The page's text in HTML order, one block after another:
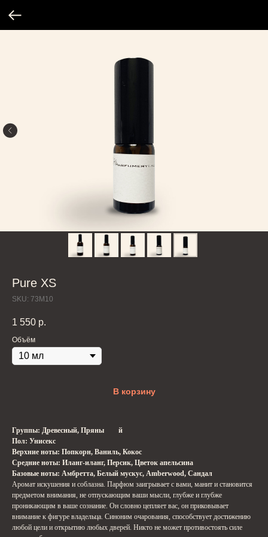
Pure XS
SKU: 73M10
1 550 р.
Объём
В корзину
Группы: Древесный, Пряны й
Пол: Унисекс
Верхние ноты: Попкорн, Ваниль, Кокос
Средние ноты: Иланг-иланг, Персик, Цветок апельсина
Базовые ноты: Амбретта, Белый мускус, Amberwood, Сандал
Аромат искушения и соблазна. Парфюм заигрывает с вами, манит и становится
предметом внимания, не отпускающим ваши мысли, глубже и глубже
проникающим в ваше сознание. Он словно цепляет вас, он приковывает
внимание к фигуре владельца. Синоним очарования, способствует достижению
любой цели и открытию любых дверей. Никто не может противостоять силе